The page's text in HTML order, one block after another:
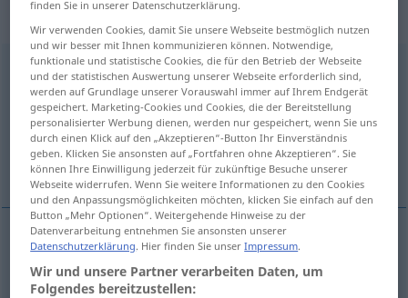
„spiegelglatt“ : Adjektiv
spiegelglattadj
Übersicht aller Übersetzungen
(Für mehr Details die Übersetzung anklicken/antippen)
gladak kao ogledalo
ogledalo
finden Sie in unserer Datenschutzerklärung.
Wir verwenden Cookies, damit Sie unsere Webseite bestmöglich nutzen
und wir besser mit Ihnen kommunizieren können. Notwendige,
funktionale und statistische Cookies, die für den Betrieb der Webseite
und der statistischen Auswertung unserer Webseite erforderlich sind,
werden auf Grundlage unserer Vorauswahl immer auf Ihrem Endgerät
gespeichert. Marketing-Cookies und Cookies, die der Bereitstellung
personalisierter Werbung dienen, werden nur gespeichert, wenn Sie uns
durch einen Klick auf den „Akzeptieren“-Button Ihr Einverständnis
geben. Klicken Sie ansonsten auf „Fortfahren ohne Akzeptieren“. Sie
können Ihre Einwilligung jederzeit für zukünftige Besuche unserer
Webseite widerrufen. Wenn Sie weitere Informationen zu den Cookies
und den Anpassungsmöglichkeiten möchten, klicken Sie einfach auf den
Button „Mehr Optionen“. Weitergehende Hinweise zu der
Datenverarbeitung entnehmen Sie ansonsten unserer
Datenschutzerklärung. Hier finden Sie unserImpressum.
Wir und unsere Partner verarbeiten Daten, um
Folgendes bereitzustellen: